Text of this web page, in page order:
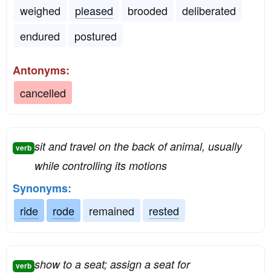
weighed
pleased brooded
deliberated
endured
postured
Antonyms:
cancelled
verb sit and travel on the back of animal, usually
while controlling its motions
Synonyms:
ride
rode remained rested
verb show to a seat; assign a seat for